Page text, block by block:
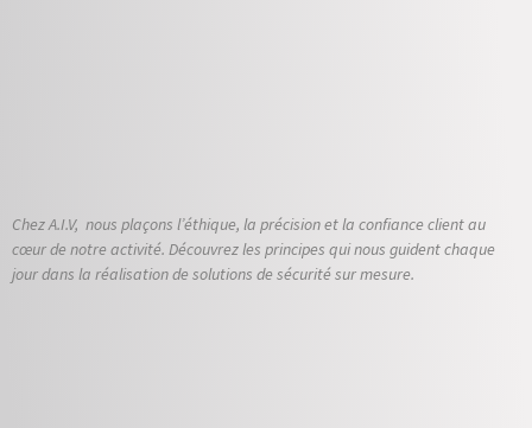
Chez A.I.V, nous plaçons l’éthique, la précision et la confiance client au
cœur de notre activité. Découvrez les principes qui nous guident chaque
jour dans la réalisation de solutions de sécurité sur mesure.